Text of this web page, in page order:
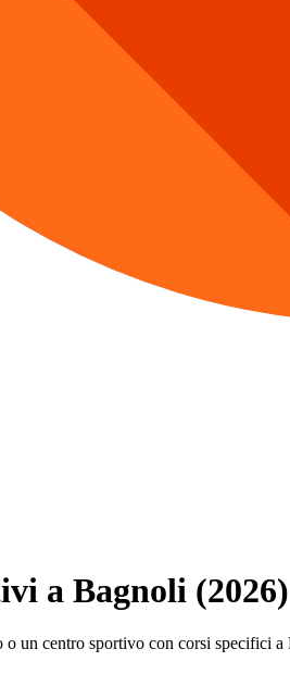
a Bagnoli (2026)
un centro sportivo con corsi